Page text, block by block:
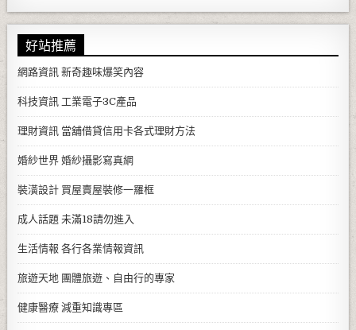
好站推薦
網路資訊 新奇趣味爆笑內容
科技資訊 工業電子3C產品
理財資訊 當舖借貸信用卡各式理財方法
婚紗世界 婚紗攝影寫真網
裝潢設計 買屋賣屋裝修一羅框
成人話題 未滿18請勿進入
生活情報 各行各業情報資訊
旅遊天地 團體旅遊、自由行的專家
健康醫療 減重知識專區